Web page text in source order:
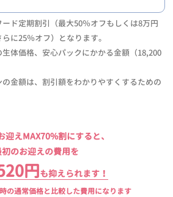
ド定期割引（最大50％オフもしくは8万円
に25％オフ）となります。
体価格、安心パックにかかる金額（18,200
金額は、割引額をわかりやすくするための
迎えMAX70%割にすると、
初のお迎えの費用を
円も抑えられます！
の通常価格と比較した費用になります